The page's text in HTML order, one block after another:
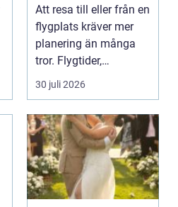
Att resa till eller från en
flygplats kräver mer
planering än många
tror. Flygtider,
packning, säker...
30 juli 2026